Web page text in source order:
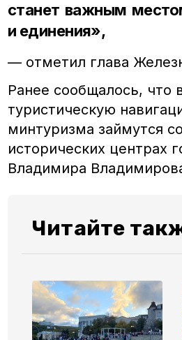
станет важным
и единения»,
— отметил глава
Ранее сообщалось, что
туристическую
минтуризма займутся
исторических центрах
Владимира
Читайте